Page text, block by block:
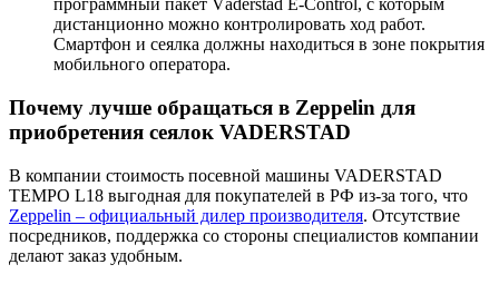
программный пакет Väderstad E-Control, с которым
дистанционно можно контролировать ход работ.
Смартфон и сеялка должны находиться в зоне покрытия
мобильного оператора.
Почему лучше обращаться в Zeppelin для
приобретения сеялок VADERSTAD
В компании стоимость посевной машины VADERSTAD
TEMPO L18 выгодная для покупателей в РФ из-за того, что
Zeppelin – официальный дилер производителя. Отсутствие
посредников, поддержка со стороны специалистов компании
делают заказ удобным.